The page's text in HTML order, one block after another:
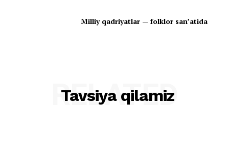
Milliy qadriyatlar — folklor san’atida
Tavsiya qilamiz
RELATED